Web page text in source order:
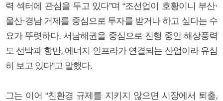
력 섹터에 관심을 두고 있다”며 “조선업이 호황이니 부산·
울산·경남 거제를 중심으로 투자를 받거나 하고 싶다는 수
요가 뚜렷하다. 서남해권을 중심으로 진행 중인 해상풍력
도 선박과 항만, 에너지 인프라가 연결되는 산업이라 유심
히 보고 있다”고 말했다.
그는 이어 “친환경 규제를 지키지 않으면 시장에서 퇴출,